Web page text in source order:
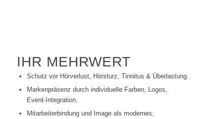
IHR MEHRWERT
Schutz vor Hörverlust, Hörsturz, Tinnitus & Überlastung.
Markenpräsenz durch individuelle Farben, Logos,
Event‑Integration.
Mitarbeiterbindung und Image als modernes,